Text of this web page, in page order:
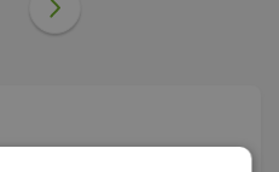
for din-skinne